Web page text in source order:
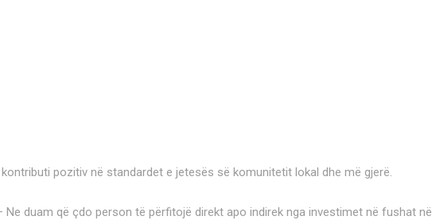
pozitiv në standardet e jetesës së komunitetit lokal dhe më gjerë.
Ne duam që çdo person të përfitojë direkt apo indirek nga investimet në fushat